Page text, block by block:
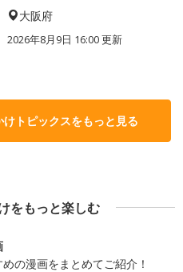
大阪府
2026年8月9日 16:00更新
トピックスをもっと見る
をもっと楽しむ
の漫画をまとめてご紹介！